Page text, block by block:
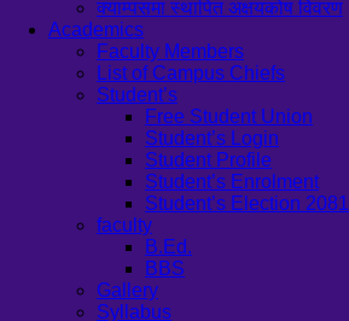
क्याम्पसमा स्थापित अक्षयकोष विवरण
Academics
Faculty Members
List of Campus Chiefs
Student’s
Free Student Union
Student’s Login
Student Profile
Student’s Enrolment
Student’s Election 2081
faculty
B.Ed.
BBS
Gallery
Syllabus